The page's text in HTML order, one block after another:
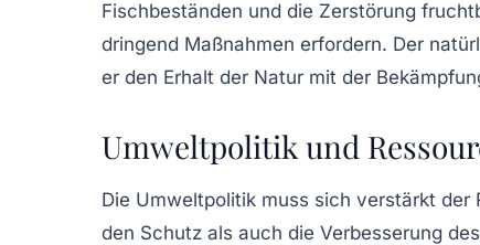
Fischbeständen und die Zerstörung
dringend Maßnahmen erfordern. Der
er den Erhalt der Natur mit der
Umweltpolitik und
Die Umweltpolitik muss sich verstärkt der
den Schutz als auch die Verbesserung